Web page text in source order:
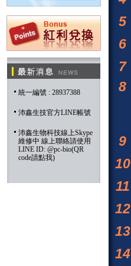
統一編號 : 28937388
沛鑫生技官方LINE帳號
沛鑫生物科技線上Skype
維修中 線上聯絡請使用
LINE ID: @pc-bio(QR
code請點我)
5
6
7
8
9
10
11
12
13
14